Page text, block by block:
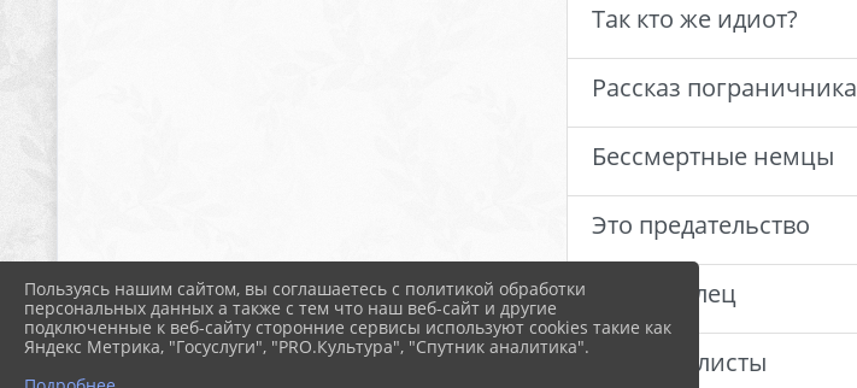
Так кто же идиот?
Рассказ пограничника
Бессмертные немцы
Это предательство
Доброволец
Мотоциклисты
Пользуясь нашим сайтом, вы соглашаетесь с политикой обработки
персональных данных а также с тем что наш веб-сайт и другие
подключенные к веб-сайту сторонние сервисы используют cookies такие как
Яндекс Метрика, "Госуслуги", "PRO.Культура", "Спутник аналитика".